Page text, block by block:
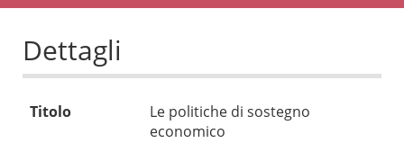
Dettagli
Titolo
Le politiche di sostegno
economico